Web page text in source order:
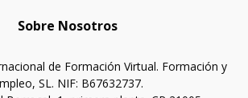
Sobre Nosotros
de Formación Virtual. Formación y
SL. NIF: B67632737.